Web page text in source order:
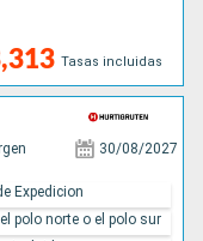
Tasas incluidas
30/08/2027
Expedicion
polo norte o el polo sur